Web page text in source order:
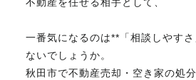
不動産を任せる相手として、
一番気になるのは**「相談しやす
ないでしょうか。
秋田市で不動産売却・空き家の処